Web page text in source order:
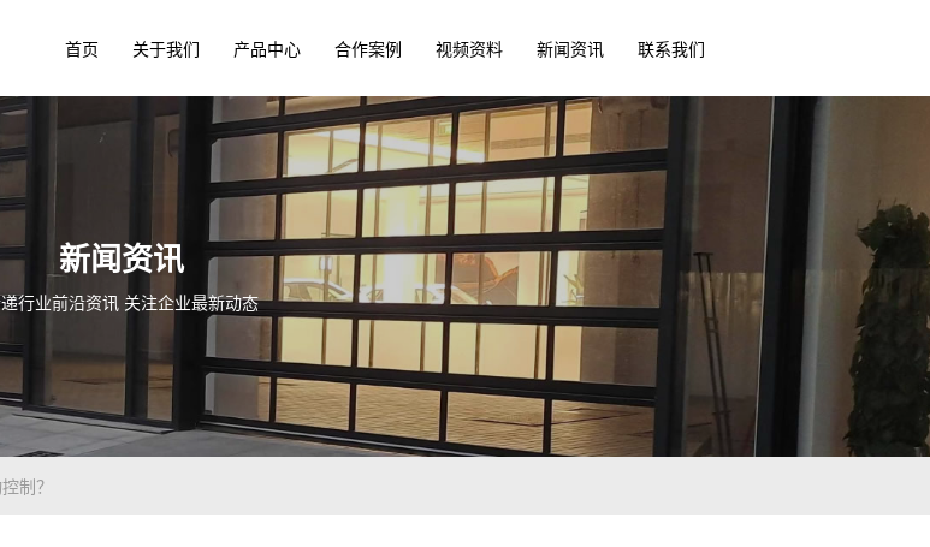
首页 关于我们 产品中心 合作案例 视频资料 新闻资讯 联系我们
新闻资讯
行业前沿资讯 关注企业最新动态
制？